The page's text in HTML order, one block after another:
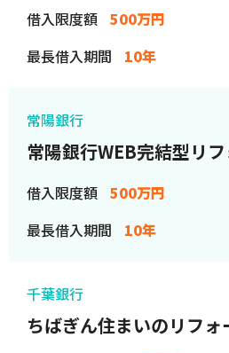
借入限度額 500万円
最長借入期間
10年
常陽銀行
常陽銀行WEB完結型リ
借入限度額 500万円
最長借入期間
10年
千葉銀行
ちばぎん住まいのリフォ